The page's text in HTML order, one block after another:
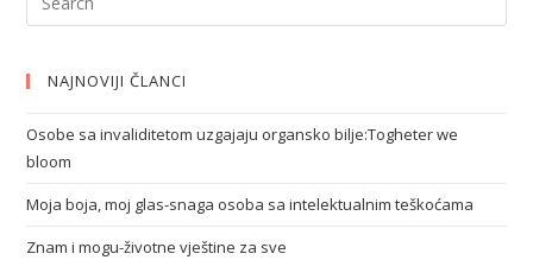
NAJNOVIJI ČLANCI
Osobe sa invaliditetom uzgajaju organsko bilje:Togheter we
bloom
Moja boja, moj glas-snaga osoba sa intelektualnim teškoćama
Znam i mogu-životne vještine za sve